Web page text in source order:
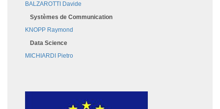
BALZAROTTI Davide
Systèmes de Communication
KNOPP Raymond
Data Science
MICHIARDI Pietro